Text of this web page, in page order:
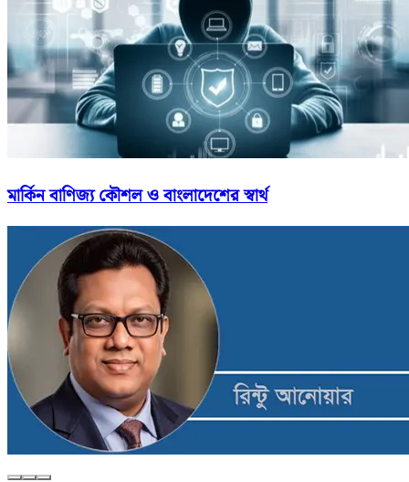
মার্কিন বাণিজ্য কৌশল ও বাংলাদেশের স্বার্থ